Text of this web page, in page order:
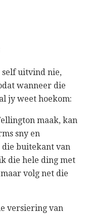
self uitvind nie,
wanneer die
jy weet hoekom:
maak, kan
sny en
die buitekant van
die hele ding met
volg net die
versiering van